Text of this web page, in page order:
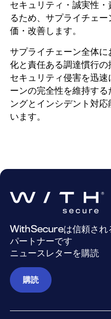
セキュリティ・誠実性
るため、サプライチェ
価・改善します。
サプライチェーン全体
化と責任ある調達慣行の
セキュリティ侵害を迅
ーンの完全性を維持す
ングとインシデント対
います。
WithSecureは信頼され
パートナーです
ニュースレターを購読
購読